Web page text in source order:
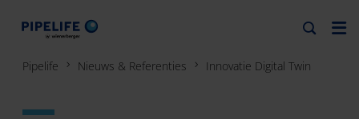
Pipelife Nieuws & Referenties Innovatie Digital Twin